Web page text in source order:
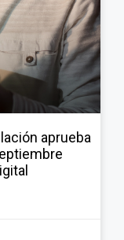
aprueba